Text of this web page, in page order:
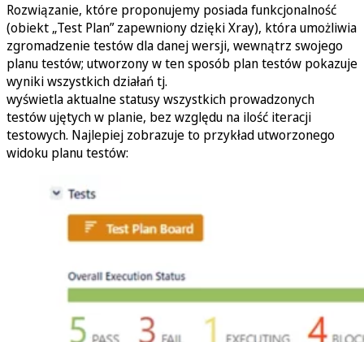
Rozwiązanie, które proponujemy posiada funkcjonalność
(obiekt „Test Plan” zapewniony dzięki Xray), która umożliwia
zgromadzenie testów dla danej wersji, wewnątrz swojego
planu testów; utworzony w ten sposób plan testów pokazuje
wyniki wszystkich działań tj.
wyświetla aktualne statusy wszystkich prowadzonych
testów ujętych w planie, bez względu na ilość iteracji
testowych. Najlepiej zobrazuje to przykład utworzonego
widoku planu testów: